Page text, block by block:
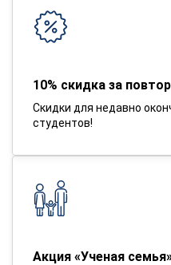
10% скидка за
Скидки для недавно
студентов!
Акция «Ученая